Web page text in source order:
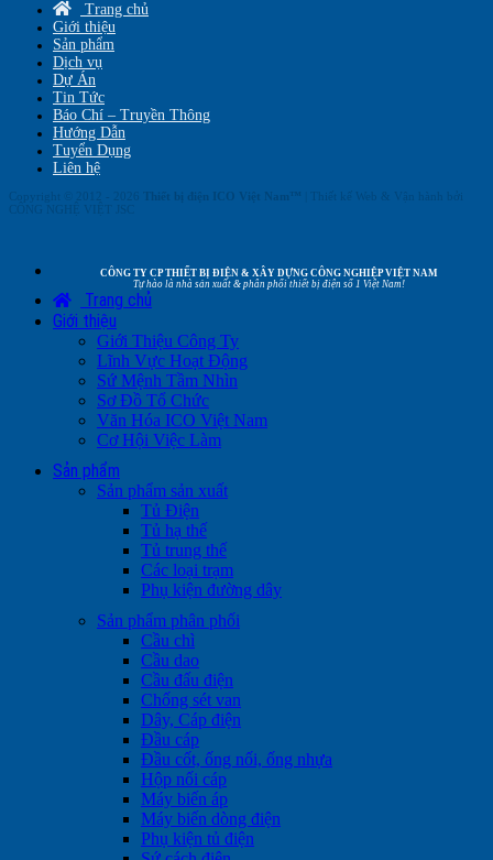
Trang chủ
Giới thiệu
Sản phẩm
Dịch vụ
Dự Án
Tin Tức
Báo Chí – Truyền Thông
Hướng Dẫn
Tuyển Dụng
Liên hệ
Copyright © 2012 - 2026 Thiết bị điện ICO Việt Nam™ | Thiết kế Web & Vận hành bởi
CÔNG NGHỆ VIỆT JSC
CÔNG TY CP THIẾT BỊ ĐIỆN & XÂY DỰNG CÔNG NGHIỆP VIỆT NAM
Tự hào là nhà sản xuất & phân phối thiết bị điện số 1 Việt Nam!
Trang chủ
Giới thiệu
Giới Thiệu Công Ty
Lĩnh Vực Hoạt Động
Sứ Mệnh Tầm Nhìn
Sơ Đồ Tổ Chức
Văn Hóa ICO Việt Nam
Cơ Hội Việc Làm
Sản phẩm
Sản phẩm sản xuất
Tủ Điện
Tủ hạ thế
Tủ trung thế
Các loại trạm
Phụ kiện đường dây
Sản phẩm phân phối
Cầu chì
Cầu dao
Cầu đấu điện
Chống sét van
Dây, Cáp điện
Đầu cáp
Đầu cốt, ống nối, ống nhựa
Hộp nối cáp
Máy biến áp
Máy biến dòng điện
Phụ kiện tủ điện